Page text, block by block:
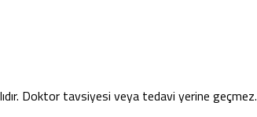
Doktor tavsiyesi veya tedavi yerine geçmez.